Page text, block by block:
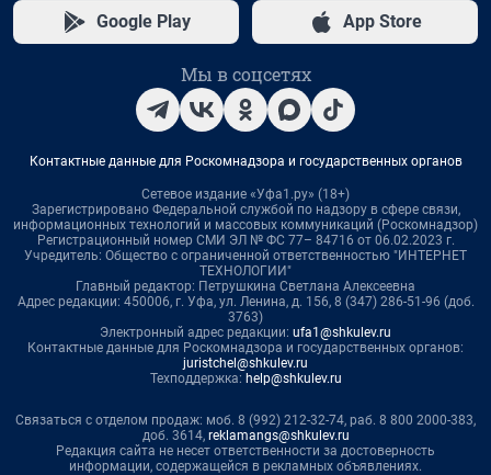
Google Play App Store
Мы в соцсетях
Контактные данные для Роскомнадзора и государственных органов
Сетевое издание «Уфа1.ру» (18+)
Зарегистрировано Федеральной службой по надзору в сфере связи,
информационных технологий и массовых коммуникаций (Роскомнадзор)
Регистрационный номер СМИ ЭЛ № ФС 77– 84716 от 06.02.2023 г.
Учредитель: Общество с ограниченной ответственностью "ИНТЕРНЕТ
ТЕХНОЛОГИИ"
Главный редактор: Петрушкина Светлана Алексеевна
Адрес редакции: 450006, г. Уфа, ул. Ленина, д. 156, 8 (347) 286-51-96 (доб.
3763)
Электронный адрес редакции: ufa1@shkulev.ru
Контактные данные для Роскомнадзора и государственных органов:
juristchel@shkulev.ru
Техподдержка: help@shkulev.ru
Связаться с отделом продаж: моб. 8 (992) 212-32-74, раб. 8 800 2000-383,
доб. 3614, reklamangs@shkulev.ru
Редакция сайта не несет ответственности за достоверность
информации, содержащейся в рекламных объявлениях.